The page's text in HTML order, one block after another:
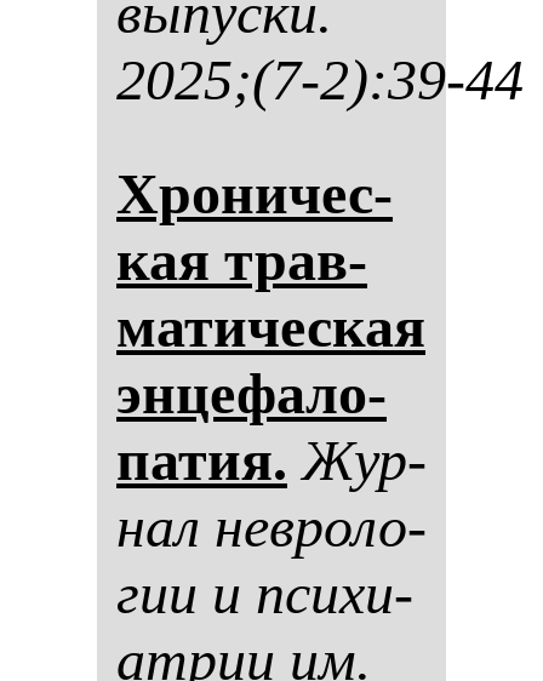
вы­пус­ки.
2025;(7-2):39-44
Хро­ни­чес­
кая трав­
ма­ти­чес­кая
эн­це­фа­ло­
па­тия. Жур­
нал нев­ро­ло­
гии и пси­хи­
ат­рии им.